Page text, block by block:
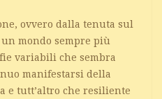
ovvero dalla tenuta sul
mondo sempre più
variabili che sembra
manifestarsi della
e tutt’altro che resiliente